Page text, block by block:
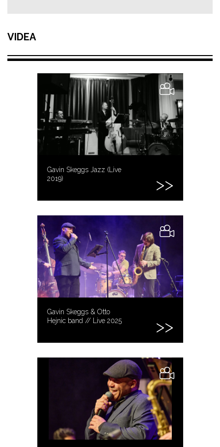
VIDEA
Gavin Skeggs Jazz (Live
2019)
Gavin Skeggs & Otto
Hejnic band // Live 2025